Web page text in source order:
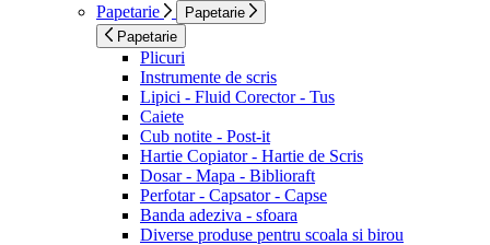
Papetarie
Papetarie
Papetarie
Plicuri
Instrumente de scris
Lipici - Fluid Corector - Tus
Caiete
Cub notite - Post-it
Hartie Copiator - Hartie de Scris
Dosar - Mapa - Biblioraft
Perfotar - Capsator - Capse
Banda adeziva - sfoara
Diverse produse pentru scoala si birou